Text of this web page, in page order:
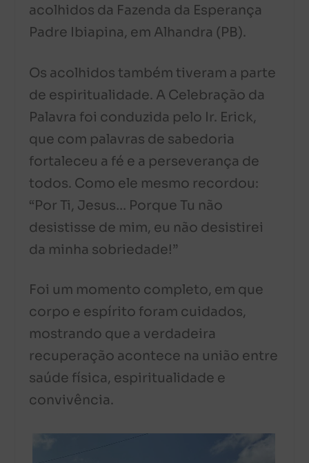
acolhidos da Fazenda da Esperança
Padre Ibiapina, em Alhandra (PB).
Os acolhidos também tiveram a parte
de espiritualidade. A Celebração da
Palavra foi conduzida pelo Ir. Erick,
que com palavras de sabedoria
fortaleceu a fé e a perseverança de
todos. Como ele mesmo recordou:
“Por Ti, Jesus… Porque Tu não
desistisse de mim, eu não desistirei
da minha sobriedade!”
Foi um momento completo, em que
corpo e espírito foram cuidados,
mostrando que a verdadeira
recuperação acontece na união entre
saúde física, espiritualidade e
convivência.